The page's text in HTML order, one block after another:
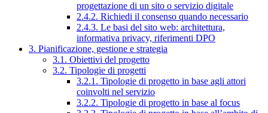
progettazione di un sito o servizio digitale
2.4.2. Richiedi il consenso quando necessario
2.4.3. Le basi del sito web: architettura,
informativa privacy, riferimenti DPO
3. Pianificazione, gestione e strategia
3.1. Obiettivi del progetto
3.2. Tipologie di progetti
3.2.1. Tipologie di progetto in base agli attori
coinvolti nel servizio
3.2.2. Tipologie di progetto in base al focus